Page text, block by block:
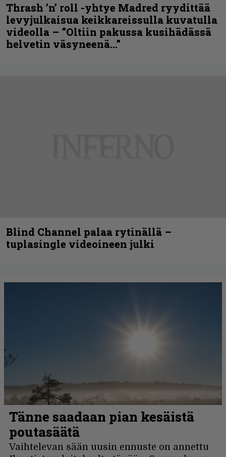
Thrash ’n’ roll -yhtye Madred ryydittää
levyjulkaisua keikkareissulla kuvatulla
videolla – ”Oltiin pakussa kusihädässä
helvetin väsyneenä…”
Blind Channel palaa rytinällä –
tuplasingle videoineen julki